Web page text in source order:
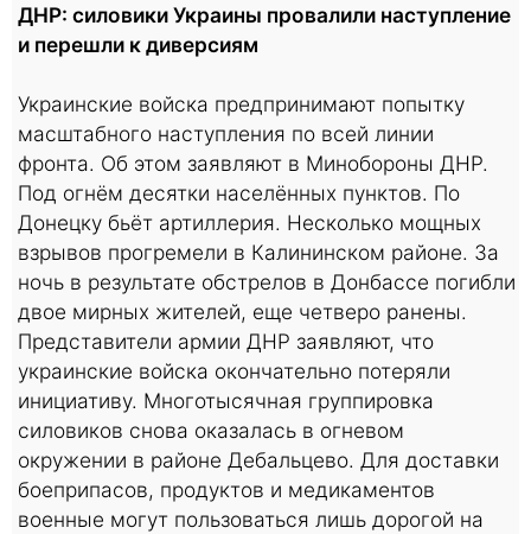
ДНР: силовики Украины провалили наступление
и перешли к диверсиям
Украинские войска предпринимают попытку
масштабного наступления по всей линии
фронта. Об этом заявляют в Минобороны ДНР.
Под огнём десятки населённых пунктов. По
Донецку бьёт артиллерия. Несколько мощных
взрывов прогремели в Калининском районе. За
ночь в результате обстрелов в Донбассе погибли
двое мирных жителей, еще четверо ранены.
Представители армии ДНР заявляют, что
украинские войска окончательно потеряли
инициативу. Многотысячная группировка
силовиков снова оказалась в огневом
окружении в районе Дебальцево. Для доставки
боеприпасов, продуктов и медикаментов
военные могут пользоваться лишь дорогой на